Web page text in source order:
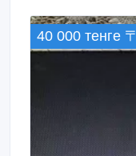
40 000 тенге 〒